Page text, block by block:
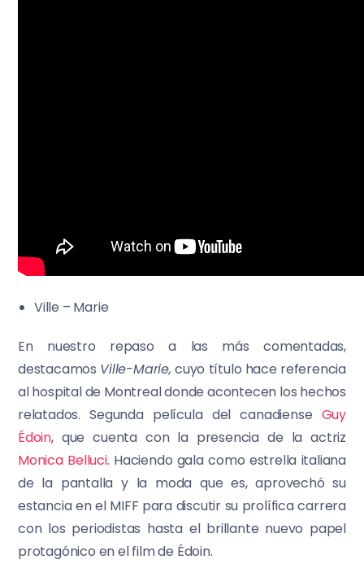
Ville – Marie
En nuestro repaso a las más comentadas,
destacamos Ville-Marie, cuyo título hace referencia
al hospital de Montreal donde acontecen los hechos
relatados. Segunda película del canadiense Guy
Édoin, que cuenta con la presencia de la actriz
Monica Belluci. Haciendo gala como estrella italiana
de la pantalla y la moda que es, aprovechó su
estancia en el MIFF para discutir su prolífica carrera
con los periodistas hasta el brillante nuevo papel
protagónico en el film de Édoin.